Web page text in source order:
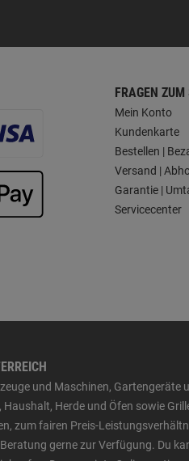
FRAGEN
Mein Konto
Kundenkarte
Bestellen |
Versand |
Garantie |
Servicecenter
und Maschinen, Gartengeräte
Herde und Öfen sowie
zum fairen Preis-
gerne zur Verfügung. Du